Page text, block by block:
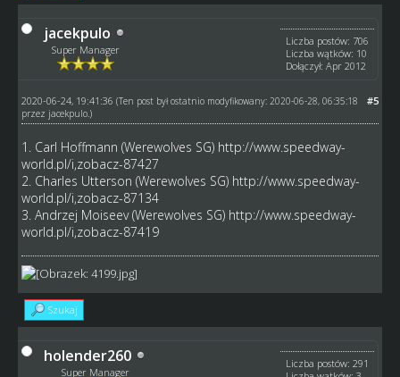
jacekpulo
Super Manager
Liczba postów: 706
Liczba wątków: 10
Dołączył: Apr 2012
#5
2020-06-24, 19:41:36 (Ten post był ostatnio modyfikowany: 2020-06-28, 06:35:18
przez jacekpulo.)
1. Carl Hoffmann (Werewolves SG) http://www.speedway-
world.pl/i,zobacz-87427
2. Charles Utterson (Werewolves SG) http://www.speedway-
world.pl/i,zobacz-87134
3. Andrzej Moiseev (Werewolves SG) http://www.speedway-
world.pl/i,zobacz-87419
Szukaj
holender260
Super Manager
Liczba postów: 291